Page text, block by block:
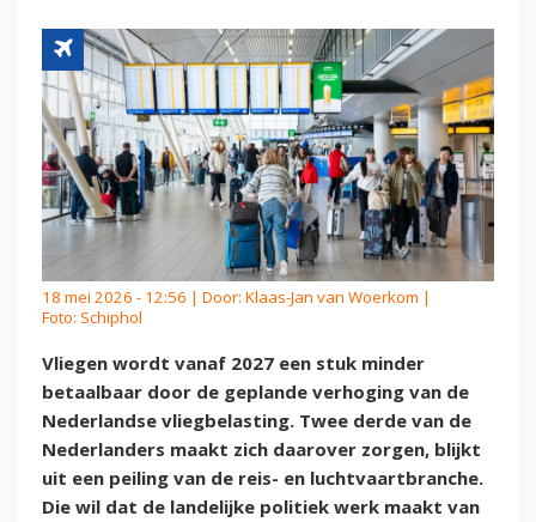
18 mei 2026 - 12:56 | Door: Klaas-Jan van Woerkom |
Foto: Schiphol
Vliegen wordt vanaf 2027 een stuk minder
betaalbaar door de geplande verhoging van de
Nederlandse vliegbelasting. Twee derde van de
Nederlanders maakt zich daarover zorgen, blijkt
uit een peiling van de reis- en luchtvaartbranche.
Die wil dat de landelijke politiek werk maakt van